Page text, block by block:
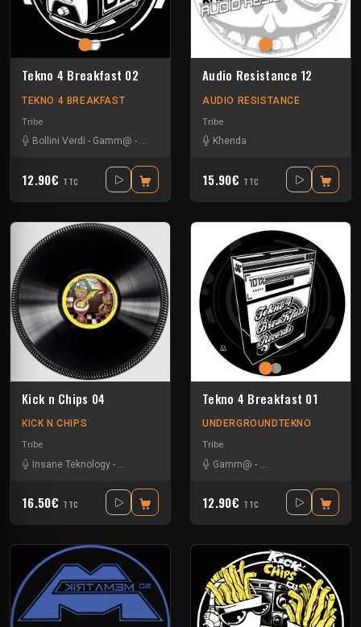
Tekno 4 Breakfast 02
TEKNO 4 BREAKFAST
Tribe
Bollini Verdi - Gamm@ - Leonhard Nevrotek-Perepo
12.90€ TTC
Audio Resistance 12
AUDIO RESISTANCE
Tribe
Khenda
15.90€ TTC
Kick n Chips 04
KICK N CHIPS
Tribe
Insane Teknology - Knisda Kanisda
16.50€ TTC
Tekno 4 Breakfast 01
UNDERGROUNDTEKNO
Tribe
Gamm@ - Insane Teknology
12.90€ TTC